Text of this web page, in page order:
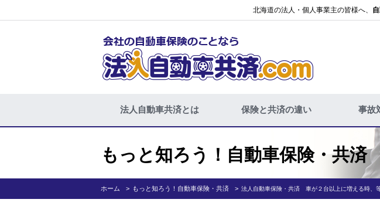
北海道の法人・個人事業主の皆様へ、
法人自動車共済とは 保険と共済の違い 事故
もっと知ろう！自動車保険・共済
ホーム もっと知ろう！自動車保険・共済 法人自動車保険・共済 車が２台以上に増える時、